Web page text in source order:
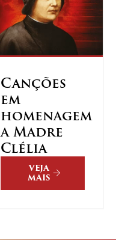
Canções
em
homenagem
a Madre
Clélia
VEJA
MAIS